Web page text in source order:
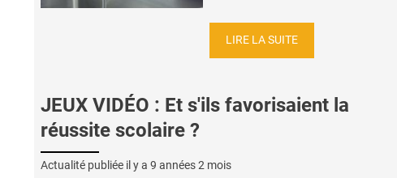
LIRE LA SUITE
JEUX VIDÉO : Et s'ils favorisaient la
réussite scolaire ?
Actualité publiée il y a 9 années 2 mois